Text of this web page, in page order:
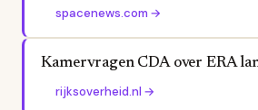
spacenews.com →
Kamervragen CDA over ERA
rijksoverheid.nl →